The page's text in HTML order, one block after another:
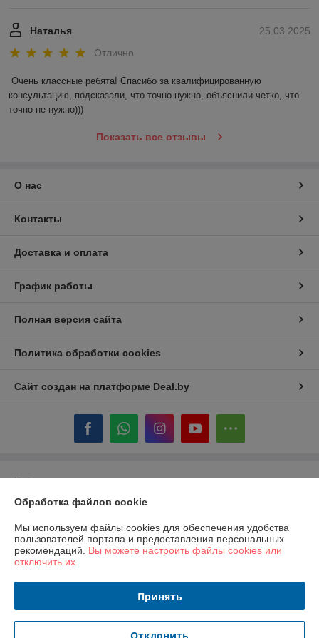
25.03.2025
Наталья
Отлично
Очень классные ребята! Спасибо за квалифицированную
консультацию, подсказали, что точно нужно, объяснили четко, что
точно не нужно)))
Показать все отзывы
О нас
Контакты
Доставка и оплата
График работы
Полная версия сайта
Политика обработки cookies
Сайт создан на платформе Deal.by
Информация для покупателя
Юридическое лицо:ООО «ГастробизнесГрупп»
дом 11, помещение 844, офис 1
Регистрационный номер ЕГР: 193067148
Регистрационный орган: Минский городской исполком
Обработка файлов cookie
Мы используем файлы cookies для обеспечения удобства
пользователей портала и предоставления персональных
рекомендаций. Вы можете настроить файлы cookies или
отключить их.
Принять
Отклонить